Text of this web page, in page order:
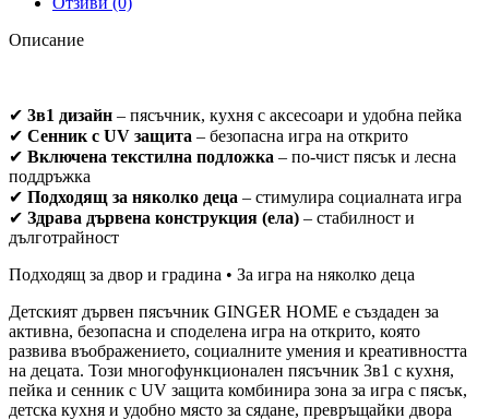
Описание
✔ 3в1 дизайн – пясъчник, кухня с аксесоари и удобна пейка
✔ Сенник с UV защита – безопасна игра на открито
✔ Включена текстилна подложка – по-чист пясък и лесна
поддръжка
✔ Подходящ за няколко деца – стимулира социалната игра
✔ Здрава дървена конструкция (ела) – стабилност и
дълготрайност
Подходящ за двор и градина • За игра на няколко деца
Детският дървен пясъчник GINGER HOME е създаден за
активна, безопасна и споделена игра на открито, която
развива въображението, социалните умения и креативността
на децата. Този многофункционален пясъчник 3в1 с кухня,
пейка и сенник с UV защита комбинира зона за игра с пясък,
детска кухня и удобно място за сядане, превръщайки двора